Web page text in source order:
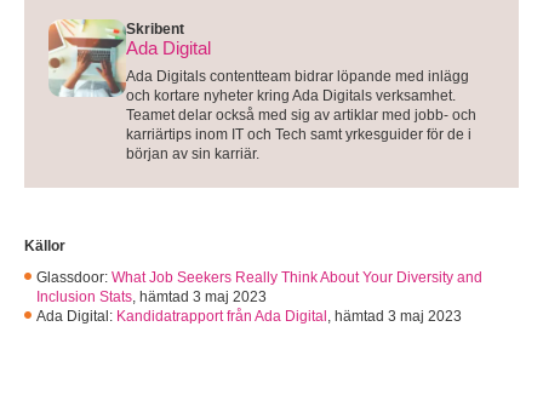
Skribent
Ada Digital
Ada Digitals contentteam bidrar löpande med inlägg
och kortare nyheter kring Ada Digitals verksamhet.
Teamet delar också med sig av artiklar med jobb- och
karriärtips inom IT och Tech samt yrkesguider för de i
början av sin karriär.
Källor
Glassdoor: What Job Seekers Really Think About Your Diversity and
Inclusion Stats, hämtad 3 maj 2023
Ada Digital: Kandidatrapport från Ada Digital , hämtad 3 maj 2023